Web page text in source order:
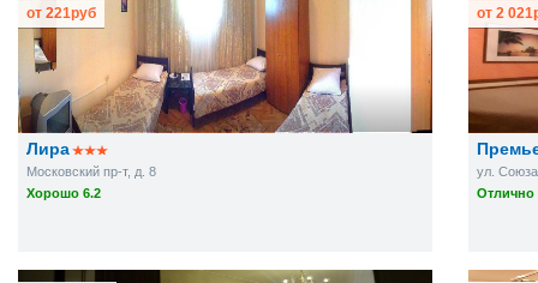
Лира
Московский пр-т, д. 8
Хорошо 6.2
от 221руб
ул.
Отлично
от 2 021